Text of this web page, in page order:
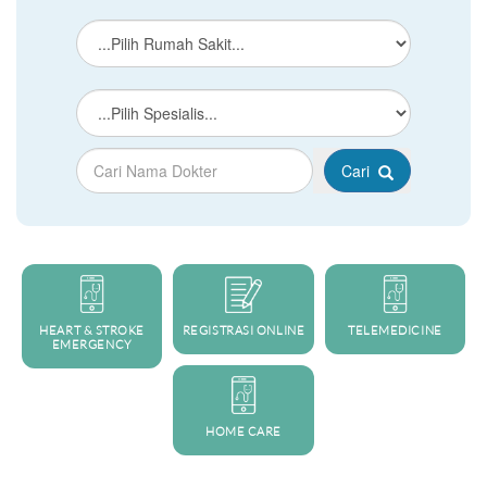
Cari
HEART & STROKE
EMERGENCY
REGISTRASI ONLINE TELEMEDICINE
HOME CARE